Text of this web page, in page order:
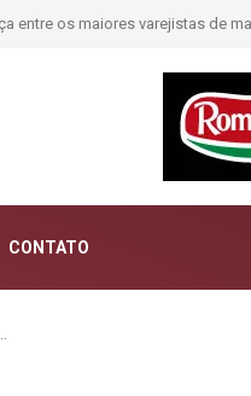
do BrasilModa deixa de seguir
CONTATO